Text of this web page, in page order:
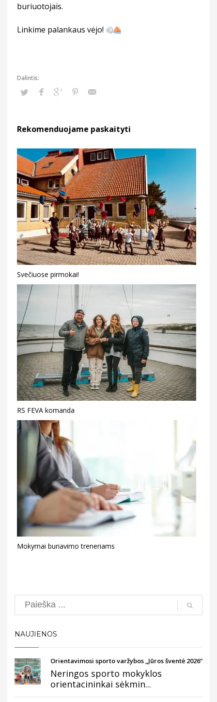
buriuotojais.
Linkime palankaus vėjo!
Rekomenduojame paskaityti
Svečiuose pirmokai!
RS FEVA komanda
Mokymai buriavimo treneriams
Search
NAUJIENOS
Orientavimosi sporto varžybos „Jūros šventė 2026“
Neringos sporto mokyklos
orientacininkai sėkmin...